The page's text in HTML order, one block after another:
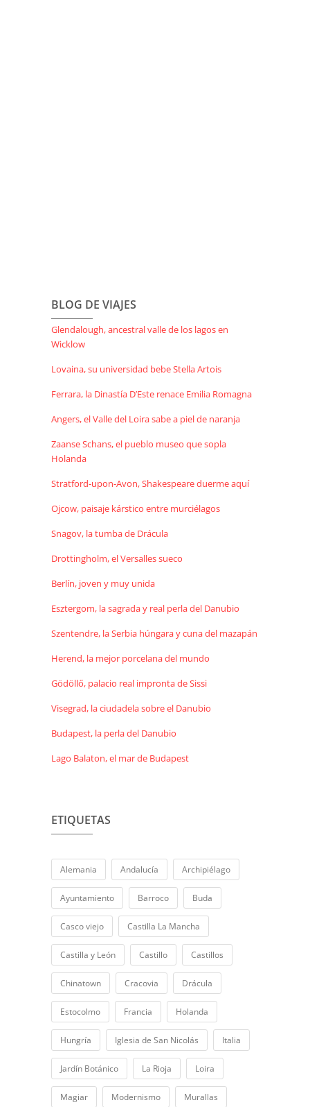
BLOG DE VIAJES
Glendalough, ancestral valle de los lagos en
Wicklow
Lovaina, su universidad bebe Stella Artois
Ferrara, la Dinastía D’Este renace Emilia Romagna
Angers, el Valle del Loira sabe a piel de naranja
Zaanse Schans, el pueblo museo que sopla
Holanda
Stratford-upon-Avon, Shakespeare duerme aquí
Ojcow, paisaje kárstico entre murciélagos
Snagov, la tumba de Drácula
Drottingholm, el Versalles sueco
Berlín, joven y muy unida
Esztergom, la sagrada y real perla del Danubio
Szentendre, la Serbia húngara y cuna del mazapán
Herend, la mejor porcelana del mundo
Gödöllő, palacio real impronta de Sissi
Visegrad, la ciudadela sobre el Danubio
Budapest, la perla del Danubio
Lago Balaton, el mar de Budapest
ETIQUETAS
Alemania Andalucía Archipiélago
Ayuntamiento Barroco Buda
Casco viejo Castilla La Mancha
Castilla y León Castillo Castillos
Chinatown Cracovia Drácula
Estocolmo Francia Holanda
Hungría Iglesia de San Nicolás Italia
Jardín Botánico La Rioja Loira
Magiar Modernismo Murallas